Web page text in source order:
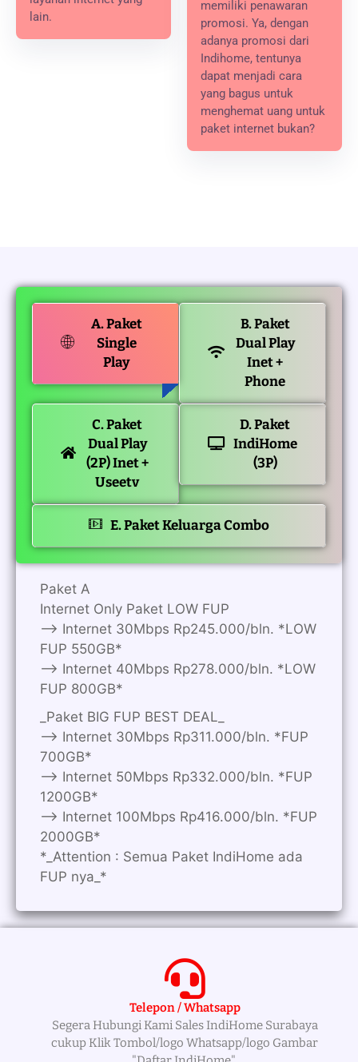
lain.
memiliki penawaran
promosi. Ya, dengan
adanya promosi dari
Indihome, tentunya
dapat menjadi cara
yang bagus untuk
menghemat uang untuk
paket internet bukan?
A. Paket
Single
Play
B. Paket
Dual Play
Inet +
Phone
C. Paket
Dual Play
(2P) Inet +
Useetv
D. Paket
IndiHome
(3P)
E. Paket Keluarga Combo
Paket A
Internet Only Paket LOW FUP
—> Internet 30Mbps Rp245.000/bln. *LOW
FUP 550GB*
—> Internet 40Mbps Rp278.000/bln. *LOW
FUP 800GB*
_Paket BIG FUP BEST DEAL_
—> Internet 30Mbps Rp311.000/bln. *FUP
700GB*
—> Internet 50Mbps Rp332.000/bln. *FUP
1200GB*
—> Internet 100Mbps Rp416.000/bln. *FUP
2000GB*
*_Attention : Semua Paket IndiHome ada
FUP nya_*
Telepon / Whatsapp
Segera Hubungi Kami Sales IndiHome Surabaya
cukup Klik Tombol/logo Whatsapp/logo Gambar